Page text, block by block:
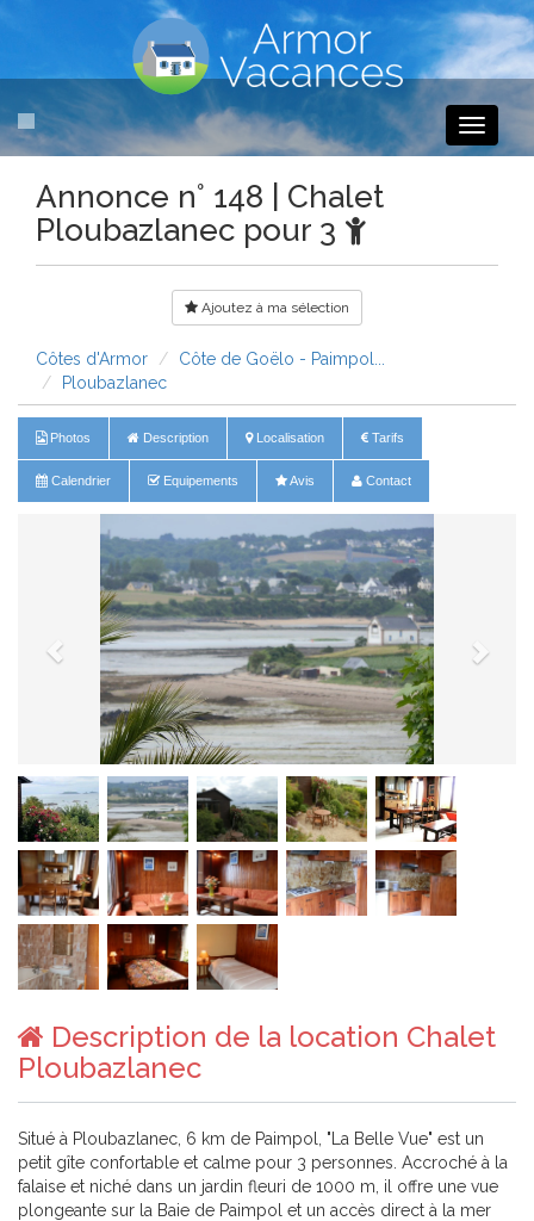
Toggle
Annonce n° 148 | Chalet
Ploubazlanec pour 3
Ajoutez à ma sélection
Côtes d'Armor
Côte de Goëlo - Paimpol...
Ploubazlanec
Photos Description Localisation Tarifs
Calendrier Equipements Avis Contact
Description de la location Chalet
Ploubazlanec
Situé à Ploubazlanec, 6 km de Paimpol, "La Belle Vue" est un
petit gîte confortable et calme pour 3 personnes. Accroché à la
falaise et niché dans un jardin fleuri de 1000 m, il offre une vue
plongeante sur la Baie de Paimpol et un accès direct à la mer